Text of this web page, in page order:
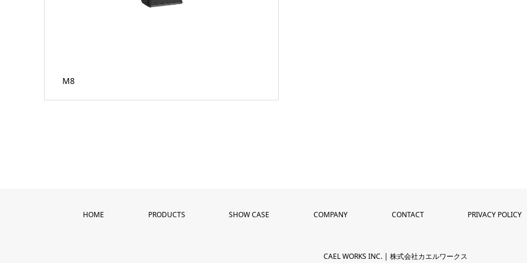
M8
HOME PRODUCTS SHOW CASE COMPANY CONTACT PRIVACY POLICY
CAEL WORKS INC. | 株式会社カエルワークス